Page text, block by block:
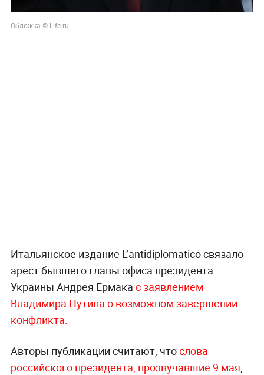
Обложка © Life.ru
Итальянское издание L’antidiplomatico связало
арест бывшего главы офиса президента
Украины Андрея Ермака с заявлением
Владимира Путина о возможном завершении
конфликта.
Авторы публикации считают, чтослова
российского президента, прозвучавшие 9 мая,